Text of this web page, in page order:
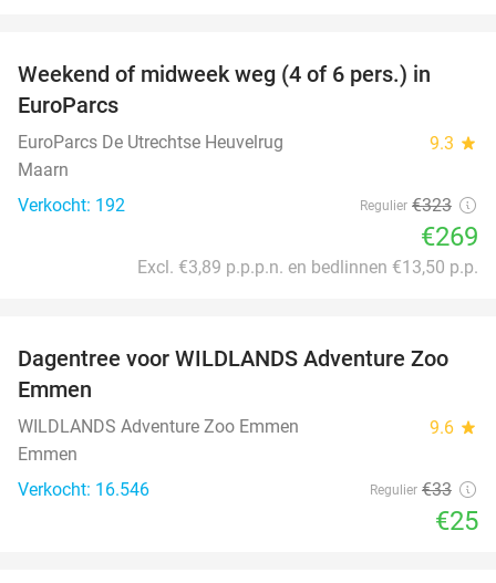
17%
Weekend of midweek weg (4 of 6 pers.) in
EuroParcs
EuroParcs De Utrechtse Heuvelrug 9.3 star
Maarn
Verkocht: 192
Regulier €323
€269
Excl. €3,89 p.p.p.n. en bedlinnen €13,50 p.p.
24%
Dagentree voor WILDLANDS Adventure Zoo
Emmen
WILDLANDS Adventure Zoo Emmen 9.6 star
Emmen
Verkocht: 16.546
Regulier €33
€25